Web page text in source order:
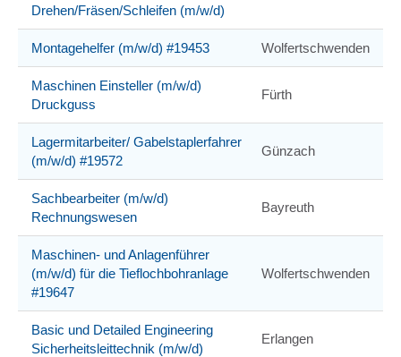
Drehen/Fräsen/Schleifen (m/w/d)
Montagehelfer (m/w/d) #19453 Wolfertschwenden
Maschinen Einsteller (m/w/d)
Druckguss
Fürth
Lagermitarbeiter/ Gabelstaplerfahrer
(m/w/d) #19572
Günzach
Sachbearbeiter (m/w/d)
Rechnungswesen
Bayreuth
Maschinen- und Anlagenführer
(m/w/d) für die Tieflochbohranlage
#19647
Wolfertschwenden
Basic und Detailed Engineering
Sicherheitsleittechnik (m/w/d)
Erlangen